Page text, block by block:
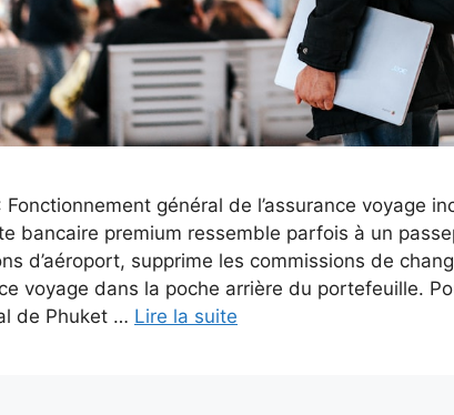
Fonctionnement général de l’assurance voyage
bancaire premium ressemble parfois à un
d’aéroport, supprime les commissions de
voyage dans la poche arrière du portefeuille.
de Phuket … Lire la suite